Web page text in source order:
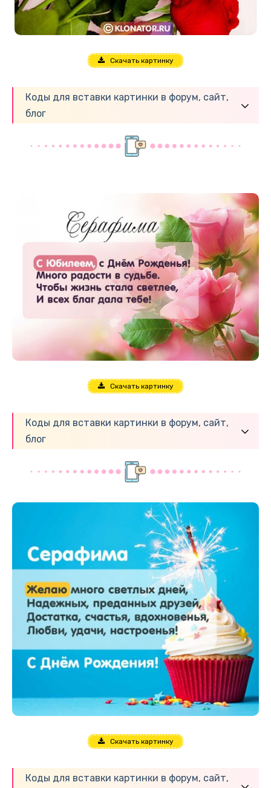
Скачать картинку
Коды для вставки картинки в форум, сайт,
блог
Скачать картинку
Коды для вставки картинки в форум, сайт,
блог
Скачать картинку
Коды для вставки картинки в форум, сайт,